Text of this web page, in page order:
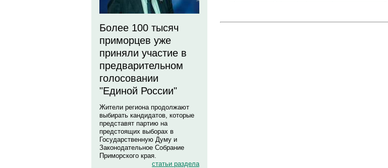
Более 100 тысяч
приморцев уже
приняли участие в
предварительном
голосовании
"Единой России"
Жители региона продолжают
выбирать кандидатов, которые
представят партию на
предстоящих выборах в
Государственную Думу и
Законодательное Собрание
Приморского края.
статьи раздела